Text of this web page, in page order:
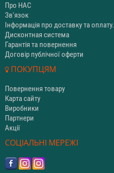
Про НАС
Зв'язок
Інформація про доставку та оплату.
Дисконтная система
Гарантія та повернення
Договір публічної оферти
ПОКУПЦЯМ
Повернення товару
Карта сайту
Виробники
Партнери
Акції
СОЦІАЛЬНІ МЕРЕЖІ